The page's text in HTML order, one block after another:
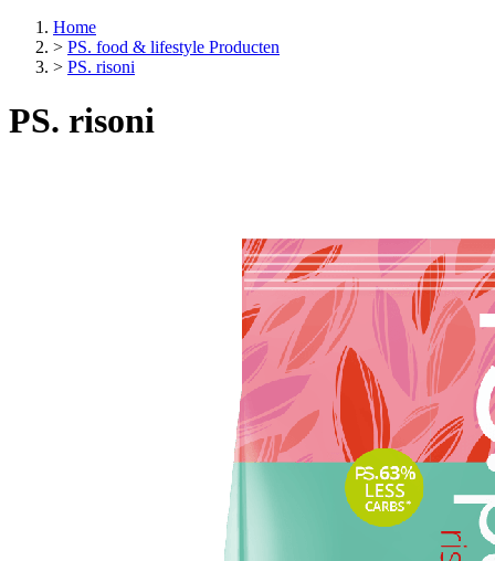
Home
> PS. food & lifestyle Producten
> PS. risoni
PS. risoni